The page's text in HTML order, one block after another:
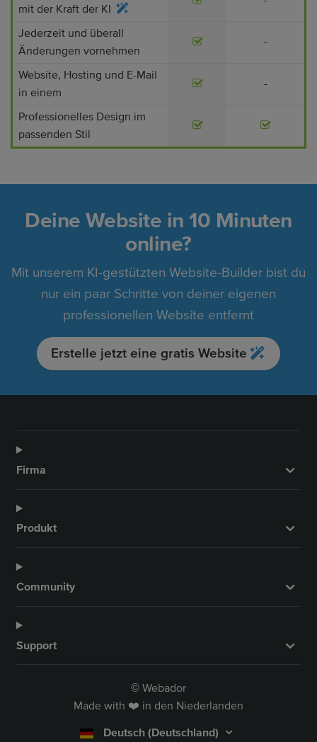
mit der Kraft der KI
Jederzeit und überall
Änderungen vornehmen
-
Website, Hosting und E-Mail
in einem
-
Professionelles Design im
passenden Stil
Deine Website in 10 Minuten
online?
Mit unserem KI-gestützten Website-Builder bist du
nur ein paar Schritte von deiner eigenen
professionellen Website entfernt
Erstelle jetzt eine gratis Website
Firma
Produkt
Community
Support
© Webador
Made with ❤️ in den Niederlanden
Deutsch (Deutschland)